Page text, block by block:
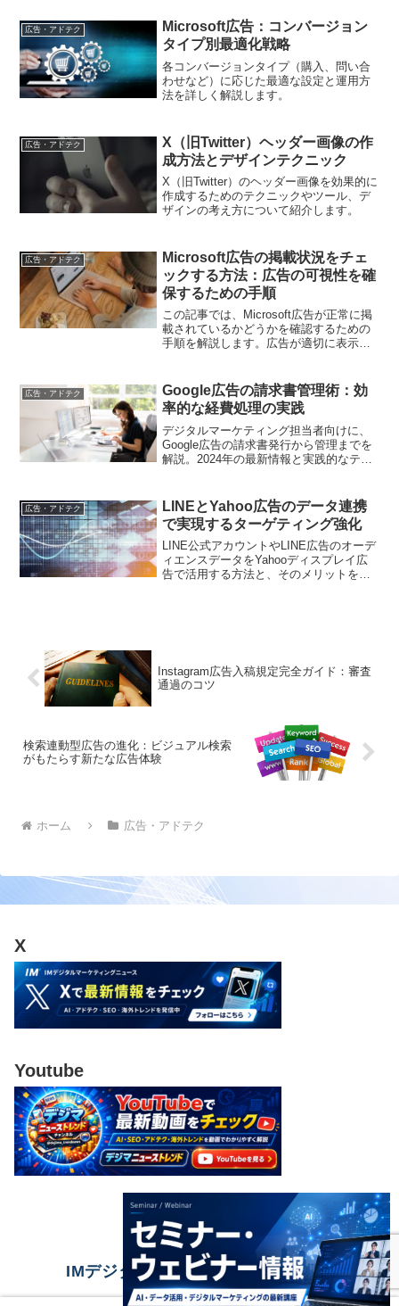
広告・アドテク
Microsoft広告：コンバージョン
タイプ別最適化戦略
各コンバージョンタイプ（購入、問い合
わせなど）に応じた最適な設定と運用方
法を詳しく解説します。
広告・アドテク
X（旧Twitter）ヘッダー画像の作
成方法とデザインテクニック
X（旧Twitter）のヘッダー画像を効果的に
作成するためのテクニックやツール、デ
ザインの考え方について紹介します。
広告・アドテク
Microsoft広告の掲載状況をチェ
ックする方法：広告の可視性を確
保するための手順
この記事では、Microsoft広告が正常に掲
載されているかどうかを確認するための
手順を解説します。広告が適切に表示さ
て詳しく説明します。
広告・アドテク
Google広告の請求書管理術：効
率的な経費処理の実践
デジタルマーケティング担当者向けに、
Google広告の請求書発行から管理までを
解説。2024年の最新情報と実践的なテク
広告・アドテク
LINEとYahoo広告のデータ連携
で実現するターゲティング強化
LINE公式アカウントやLINE広告のオーデ
ィエンスデータをYahooディスプレイ広
告で活用する方法と、そのメリットを解
Instagram広告入稿規定完全ガイド：審査
通過のコツ
検索連動型広告の進化：ビジュアル検索
がもたらす新たな広告体験
ホーム 広告・アドテク
X
Youtube
IMデジタルマーケティングニュース